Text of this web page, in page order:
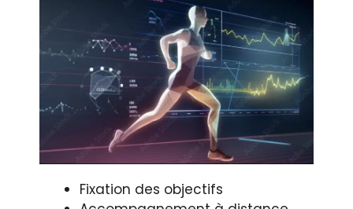
Fixation des objectifs